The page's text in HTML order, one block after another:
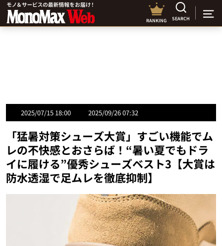
RANKING SEARCH
2025/07/15 18:00 2025/09/26 07:32
「猛暑対策シューズ大賞」すごい機能でム
レの不快感とおさらば！“暑い夏でもドラ
イに履ける”優秀シューズベスト3【大賞は
防水透湿で足ムレを徹底抑制】